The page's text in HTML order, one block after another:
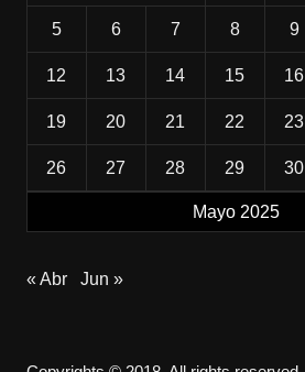
Mayo 2025
5 6 7 8 9
12 13 14 15 16
19 20 21 22 23
26 27 28 29 30
« Abr Jun »